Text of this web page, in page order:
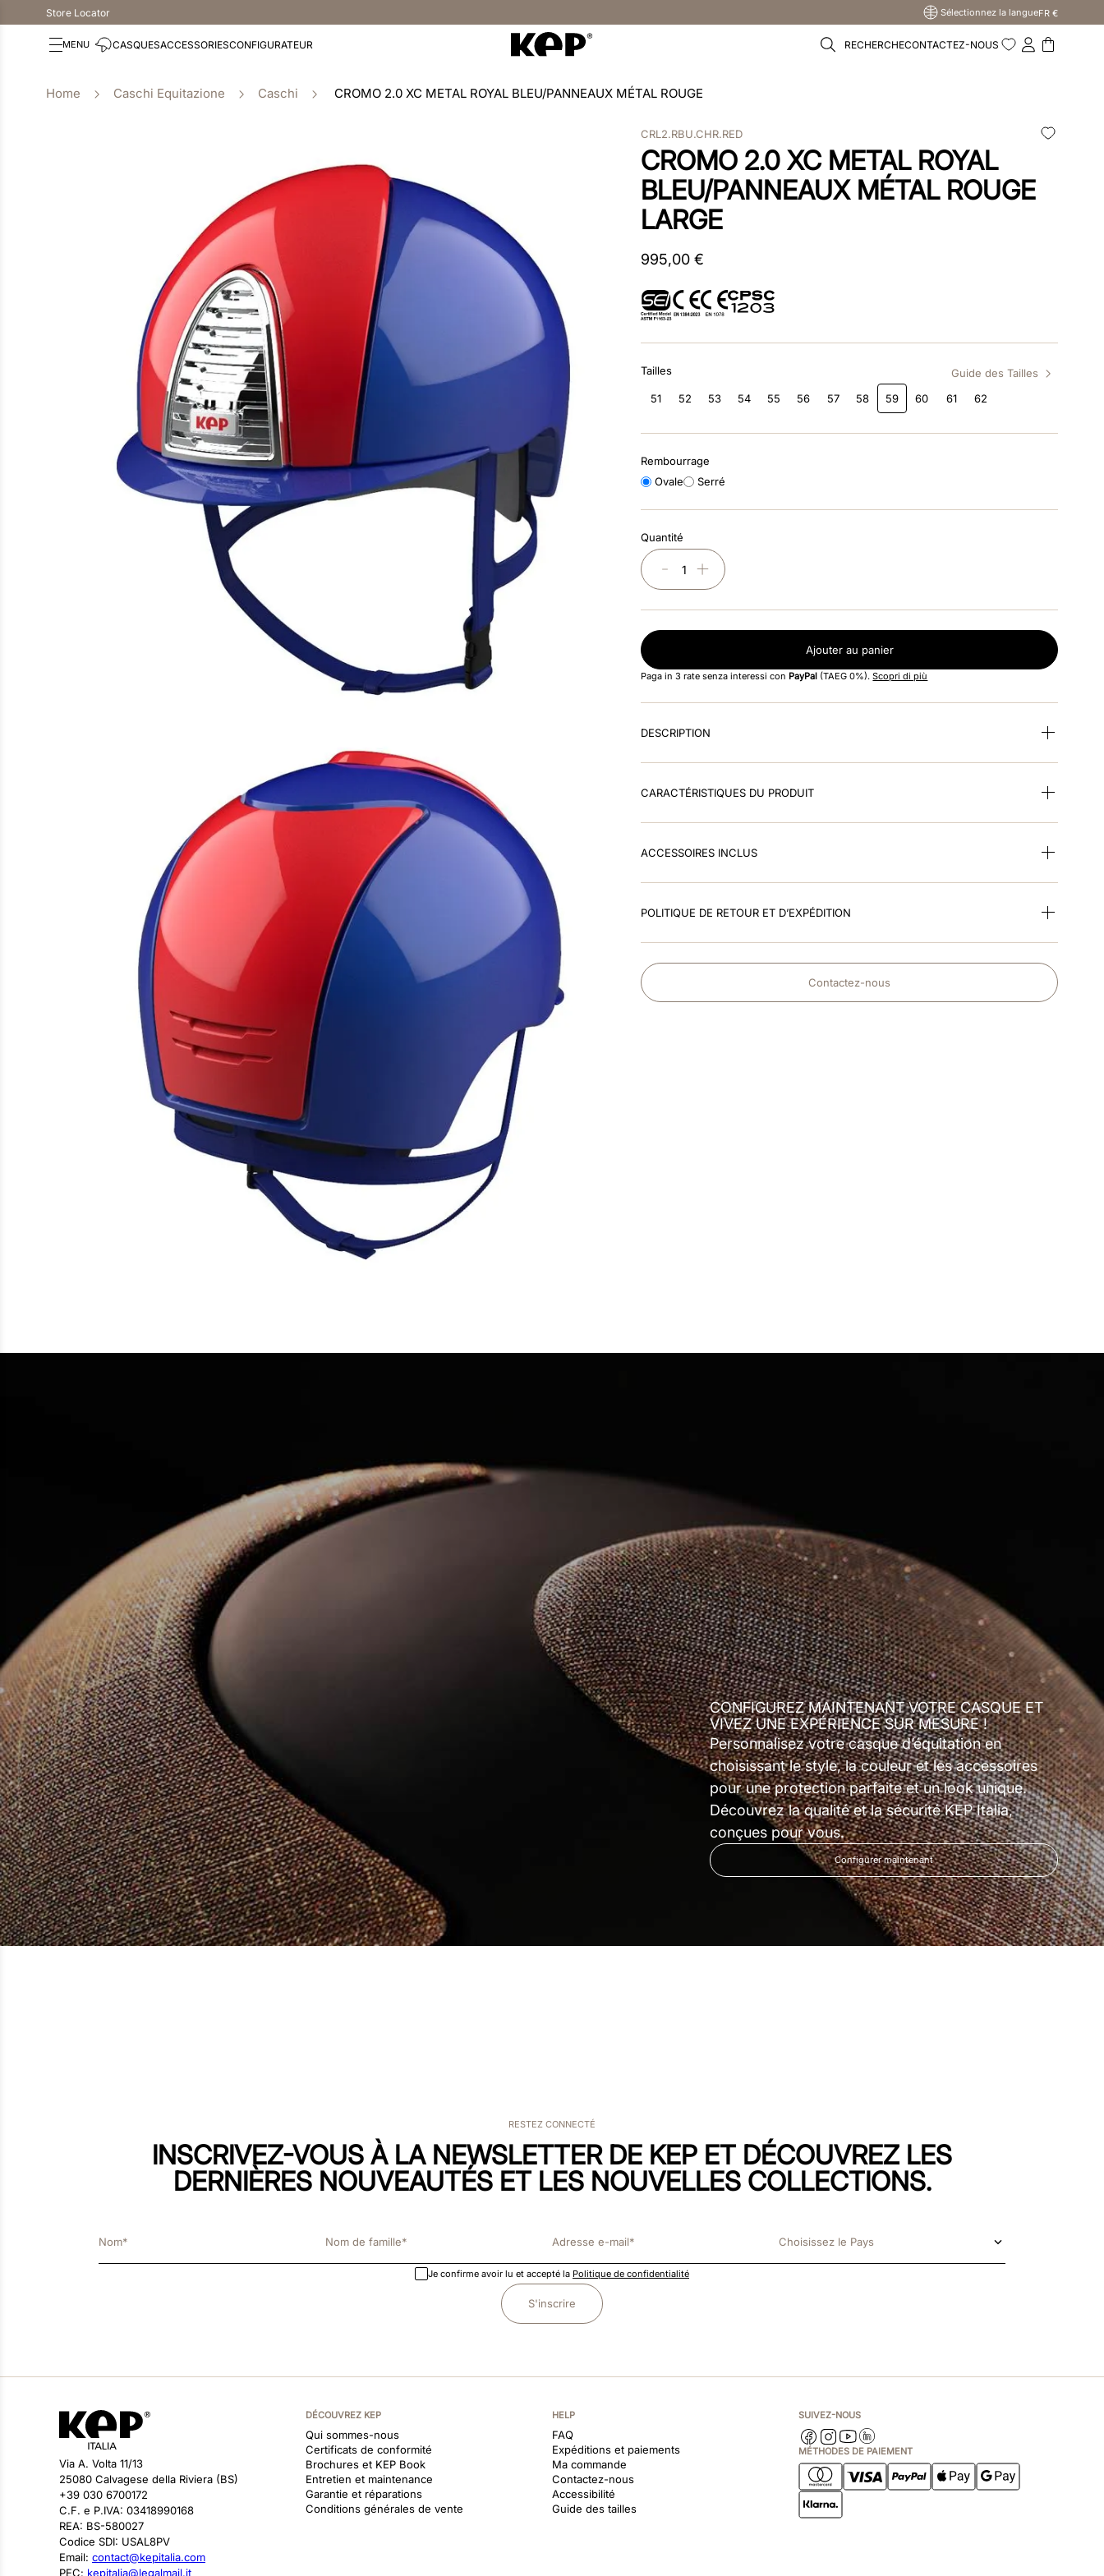
Store Locator Sélectionnez la langueFR €
CASQUESACCESSORIESCONFIGURATEUR RECHERCHECONTACTEZ-NOUS
Caschi Equitazione Caschi CROMO 2.0 XC METAL ROYAL BLEU/PANNEAUX MÉTAL ROUGE
CRL2.RBU.CHR.RED
CROMO 2.0 XC METAL ROYAL
BLEU/PANNEAUX MÉTAL ROUGE
LARGE
995,00 €
Tailles
Guide des Tailles
51
52 53 54 55 56 57 58 59 60 61 62
Rembourrage
Ovale
Serré
Quantité
＋
－
Ajouter au panier
Paga in 3 rate senza interessi con PayPal (TAEG 0%).Scopri di più
DESCRIPTION
CARACTÉRISTIQUES DU PRODUIT
ACCESSOIRES INCLUS
POLITIQUE DE RETOUR ET D’EXPÉDITION
Contactez-nous
CONFIGUREZ MAINTENANT VOTRE CASQUE ET
VIVEZ UNE EXPÉRIENCE SUR MESURE !
Personnalisez votre casque d’équitation en
choisissant le style, la couleur et les accessoires
pour une protection parfaite et un look unique.
Découvrez la qualité et la sécurité KEP Italia,
conçues pour vous.
Configurer maintenant
RESTEZ CONNECTÉ
INSCRIVEZ-VOUS À LA NEWSLETTER DE KEP ET DÉCOUVREZ LES
DERNIÈRES NOUVEAUTÉS ET LES NOUVELLES COLLECTIONS.
Choisissez le Pays
Je confirme avoir lu et accepté la Politique de confidentialité
S'inscrire
Via A. Volta 11/13
25080 Calvagese della Riviera (BS)
+39 030 6700172
C.F. e P.IVA: 03418990168
REA: BS-580027
Codice SDI: USAL8PV
Email: contact@kepitalia.com
PEC: kepitalia@legalmail.it
DÉCOUVREZ KEP
Qui sommes-nous
Certificats de conformité
Brochures et KEP Book
Entretien et maintenance
Garantie et réparations
Conditions générales de vente
HELP
FAQ
Expéditions et paiements
Ma commande
Contactez-nous
Accessibilité
Guide des tailles
SUIVEZ-NOUS
MÉTHODES DE PAIEMENT